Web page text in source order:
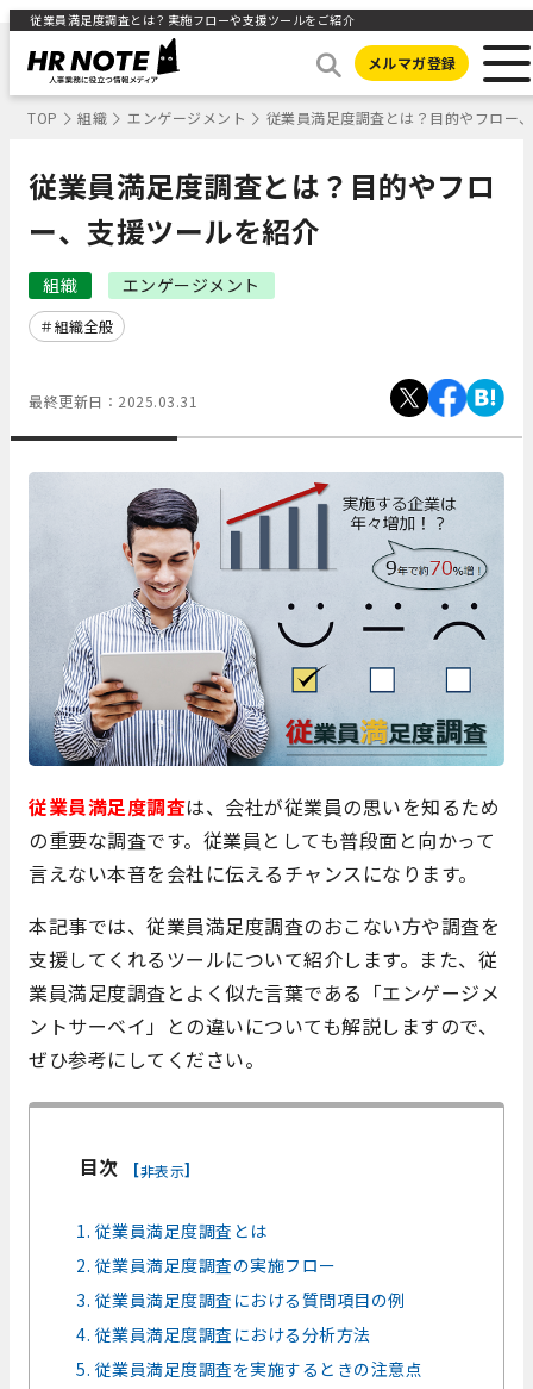
従業員満足度調査とは？実施フローや支援ツールをご紹介
メルマガ登録
TOP 組織 エンゲージメント 従業員満足度調査とは？目的やフロー
従業員満足度調査とは？目的やフロ
ー、支援ツールを紹介
組織 エンゲージメント
組織全般
最終更新日： 2025.03.31
従業員満足度調査は、会社が従業員の思いを知るため
の重要な調査です。従業員としても普段面と向かって
言えない本音を会社に伝えるチャンスになります。
本記事では、従業員満足度調査のおこない方や調査を
支援してくれるツールについて紹介します。また、従
業員満足度調査とよく似た言葉である「エンゲージメ
ントサーベイ」との違いについても解説しますので、
ぜひ参考にしてください。
目次 [非表示]
1. 従業員満足度調査とは
2. 従業員満足度調査の実施フロー
3. 従業員満足度調査における質問項目の例
4. 従業員満足度調査における分析方法
5. 従業員満足度調査を実施するときの注意点